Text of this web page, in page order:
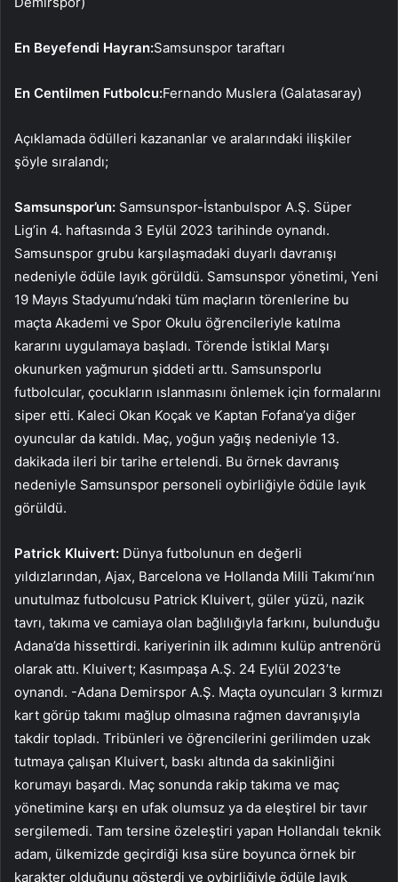
En Beyefendi Hayran:Samsunspor taraftarı
En Centilmen Futbolcu:Fernando Muslera (Galatasaray)
Açıklamada ödülleri kazananlar ve aralarındaki ilişkiler
şöyle sıralandı;
Samsunspor’un: Samsunspor-İstanbulspor A.Ş. Süper
Lig’in 4. haftasında 3 Eylül 2023 tarihinde oynandı.
Samsunspor grubu karşılaşmadaki duyarlı davranışı
nedeniyle ödüle layık görüldü. Samsunspor yönetimi, Yeni
19 Mayıs Stadyumu’ndaki tüm maçların törenlerine bu
maçta Akademi ve Spor Okulu öğrencileriyle katılma
kararını uygulamaya başladı. Törende İstiklal Marşı
okunurken yağmurun şiddeti arttı. Samsunsporlu
futbolcular, çocukların ıslanmasını önlemek için formalarını
siper etti. Kaleci Okan Koçak ve Kaptan Fofana’ya diğer
oyuncular da katıldı. Maç, yoğun yağış nedeniyle 13.
dakikada ileri bir tarihe ertelendi. Bu örnek davranış
nedeniyle Samsunspor personeli oybirliğiyle ödüle layık
görüldü.
Patrick Kluivert: Dünya futbolunun en değerli
yıldızlarından, Ajax, Barcelona ve Hollanda Milli Takımı’nın
unutulmaz futbolcusu Patrick Kluivert, güler yüzü, nazik
tavrı, takıma ve camiaya olan bağlılığıyla farkını, bulunduğu
Adana’da hissettirdi. kariyerinin ilk adımını kulüp antrenörü
olarak attı. Kluivert; Kasımpaşa A.Ş. 24 Eylül 2023’te
oynandı. -Adana Demirspor A.Ş. Maçta oyuncuları 3 kırmızı
kart görüp takımı mağlup olmasına rağmen davranışıyla
takdir topladı. Tribünleri ve öğrencilerini gerilimden uzak
tutmaya çalışan Kluivert, baskı altında da sakinliğini
korumayı başardı. Maç sonunda rakip takıma ve maç
yönetimine karşı en ufak olumsuz ya da eleştirel bir tavır
sergilemedi. Tam tersine özeleştiri yapan Hollandalı teknik
adam, ülkemizde geçirdiği kısa süre boyunca örnek bir
karakter olduğunu gösterdi ve oybirliğiyle ödüle layık